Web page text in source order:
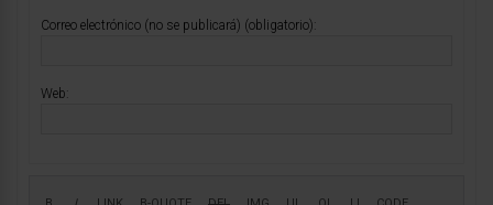
Correo electrónico (no se publicará) (obligatorio):
Web: